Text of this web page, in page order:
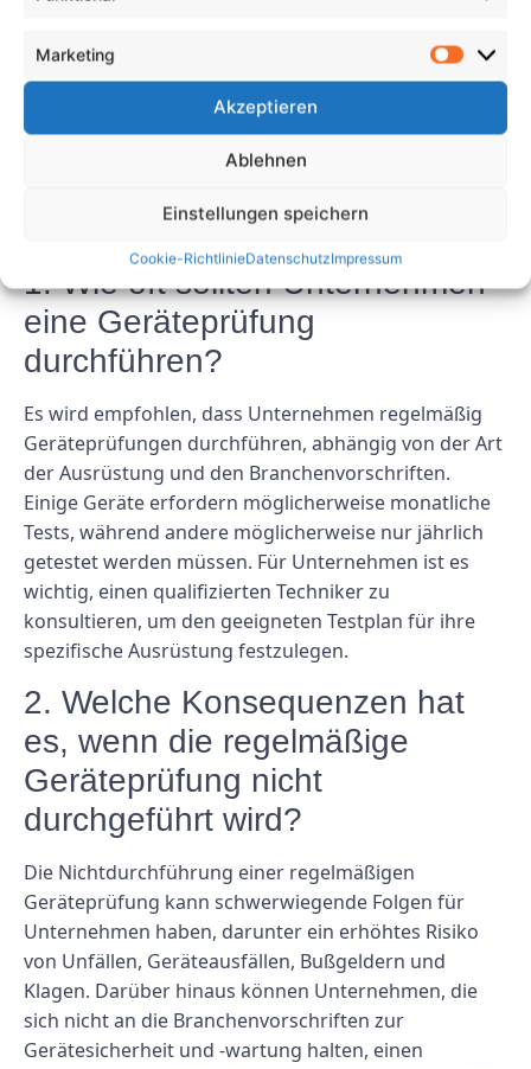
Marketing
Akzeptieren
Ablehnen
Einstellungen speichern
Cookie-RichtlinieDatenschutzImpressum
sparen, die Einhaltung von Vorschriften
sicherzustellen und Sicherheit zu schaffen. Durch die
Priorisierung von Gerätetests und -wartung können
Unternehmen ihre Mitarbeiter, Kunden und ihr
Geschäftsergebnis langfristig schützen.
1. Wie oft sollten Unternehmen
eine Geräteprüfung
durchführen?
Es wird empfohlen, dass Unternehmen regelmäßig
Geräteprüfungen durchführen, abhängig von der Art
der Ausrüstung und den Branchenvorschriften.
Einige Geräte erfordern möglicherweise monatliche
Tests, während andere möglicherweise nur jährlich
getestet werden müssen. Für Unternehmen ist es
wichtig, einen qualifizierten Techniker zu
konsultieren, um den geeigneten Testplan für ihre
spezifische Ausrüstung festzulegen.
2. Welche Konsequenzen hat
es, wenn die regelmäßige
Geräteprüfung nicht
durchgeführt wird?
Die Nichtdurchführung einer regelmäßigen
Geräteprüfung kann schwerwiegende Folgen für
Unternehmen haben, darunter ein erhöhtes Risiko
von Unfällen, Geräteausfällen, Bußgeldern und
Klagen. Darüber hinaus können Unternehmen, die
sich nicht an die Branchenvorschriften zur
Gerätesicherheit und -wartung halten, einen